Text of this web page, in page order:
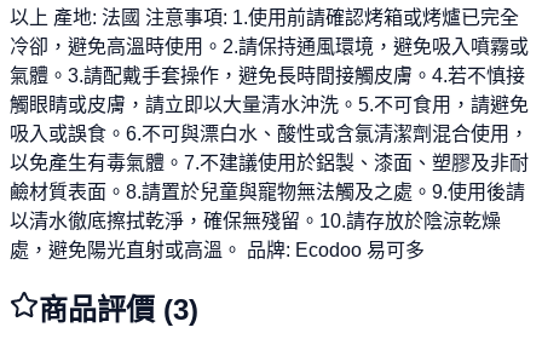
以上 產地: 法國 注意事項: 1.使用前請確認烤箱或烤爐已完全
冷卻，避免高溫時使用。2.請保持通風環境，避免吸入噴霧或
氣體。3.請配戴手套操作，避免長時間接觸皮膚。4.若不慎接
觸眼睛或皮膚，請立即以大量清水沖洗。5.不可食用，請避免
吸入或誤食。6.不可與漂白水、酸性或含氯清潔劑混合使用，
以免產生有毒氣體。7.不建議使用於鋁製、漆面、塑膠及非耐
鹼材質表面。8.請置於兒童與寵物無法觸及之處。9.使用後請
以清水徹底擦拭乾淨，確保無殘留。10.請存放於陰涼乾燥
處，避免陽光直射或高溫。 品牌: Ecodoo 易可多
商品評價 (3)